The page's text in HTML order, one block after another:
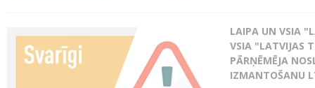
LAIPA UN VSIA
VSIA "LATVIJAS
PĀRŅĒMĒJA
IZMANTOŠANU